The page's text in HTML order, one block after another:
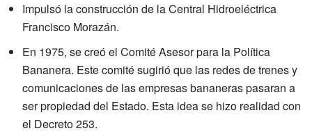
Impulsó la construcción de la Central Hidroeléctrica
Francisco Morazán.
En 1975, se creó el Comité Asesor para la Política
Bananera. Este comité sugirió que las redes de trenes y
comunicaciones de las empresas bananeras pasaran a
ser propiedad del Estado. Esta idea se hizo realidad con
el Decreto 253.